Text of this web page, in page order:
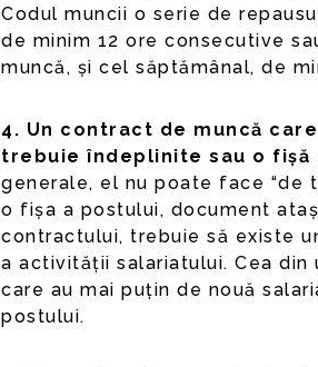
Codul muncii o serie de
de minim 12 ore consecutive
muncă, și cel săptămânal, de
4. Un contract de muncă
trebuie îndeplinite sau o fișă
generale, el nu poate face “de
o fișa a postului, document
contractului, trebuie să existe
a activității salariatului. Cea
care au mai puțin de nouă
postului.